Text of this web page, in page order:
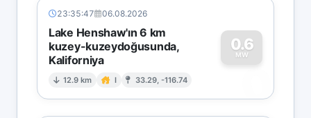
23:35:47 06.08.2026
Lake Henshaw'ın 6 km
kuzey-kuzeydoğusunda,
Kaliforniya
12.9 km I 33.29, -116.74
0.6
MW
0